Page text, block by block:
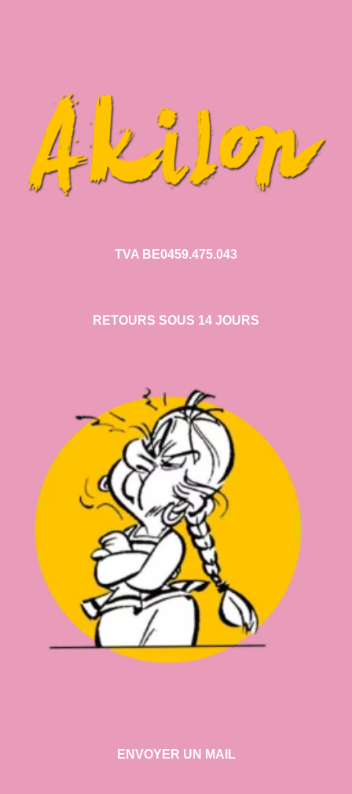
TVA BE0459.475.043
RETOURS SOUS 14 JOURS
ENVOYER UN MAIL